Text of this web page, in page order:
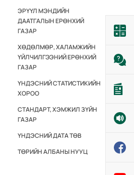
ЭРҮҮЛ МЭНДИЙН
ДААТГАЛЫН ЕРӨНХИЙ
ГАЗАР
ХӨДӨЛМӨР, ХАЛАМЖИЙН
ҮЙЛЧИЛГЭЭНИЙ ЕРӨНХИЙ
ГАЗАР
ҮНДЭСНИЙ СТАТИСТИКИЙН
ХОРОО
СТАНДАРТ, ХЭМЖИЛ ЗҮЙН
ГАЗАР
ҮНДЭСНИЙ ДАТА ТӨВ
ТӨРИЙН АЛБАНЫ НУУЦ